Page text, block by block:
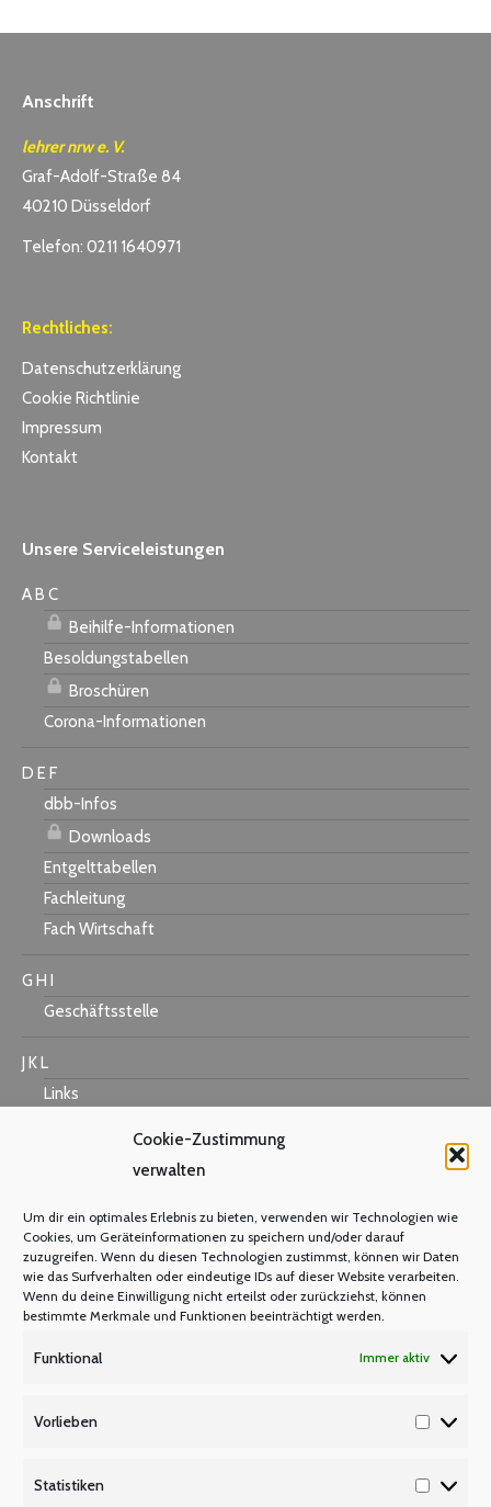
Cookie-Zustimmung
verwalten
Um dir ein optimales Erlebnis zu bieten, verwenden wir Technologien wie
Cookies, um Geräteinformationen zu speichern und/oder darauf
zuzugreifen. Wenn du diesen Technologien zustimmst, können wir Daten
wie das Surfverhalten oder eindeutige IDs auf dieser Website verarbeiten.
Wenn du deine Einwilligung nicht erteilst oder zurückziehst, können
bestimmte Merkmale und Funktionen beeinträchtigt werden.
Funktional Immer aktiv
Vorlieben
Statistiken
Anschrift
lehrer nrw e. V.
Graf-Adolf-Straße 84
40210 Düsseldorf
Telefon: 0211 1640971
Rechtliches:
Datenschutzerklärung
Cookie Richtlinie
Impressum
Kontakt
Unsere Serviceleistungen
A B C
Beihilfe-Informationen
Besoldungstabellen
Broschüren
Corona-Informationen
D E F
dbb-Infos
Downloads
Entgelttabellen
Fachleitung
Fach Wirtschaft
G H I
Geschäftsstelle
J K L
Links
Mastercard
Warum Mitglied werden?
Mitgliedsbeitrag
Mitglied werden